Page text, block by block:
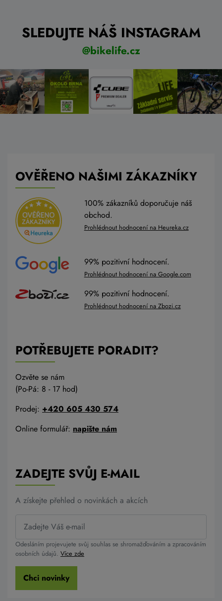
SLEDUJTE NÁŠ INSTAGRAM
@bikelife.cz
OVĚŘENO NAŠIMI ZÁKAZNÍKY
100% zákazníků doporučuje náš
obchod.
Prohlédnout hodnocení na Heureka.cz
99% pozitivní hodnocení.
Prohlédnout hodnocení na Google.com
99% pozitivní hodnocení.
Prohlédnout hodnocení na Zbozi.cz
POTŘEBUJETE PORADIT?
Ozvěte se nám
(Po-Pá: 8 - 17 hod)
Prodej: +420 605 430 574
Online formulář: napište nám
ZADEJTE SVŮJ E-MAIL
A získejte přehled o novinkách a akcích
Odesláním projevujete svůj souhlas se shromažďováním a zpracováním
osobních údajů. Více zde
Chci novinky